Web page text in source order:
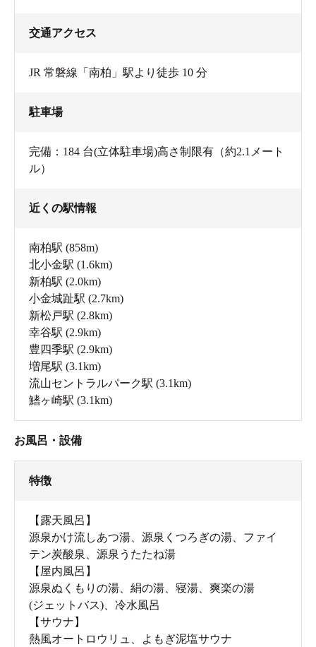
交通アクセス
JR 常磐線「南柏」駅より徒歩 10 分
駐車場
完備：184 台(立体駐車場)高さ制限有（約2.1メート
ル）
近くの駅情報
南柏駅 (858m)
北小金駅 (1.6km)
新柏駅 (2.0km)
小金城趾駅 (2.7km)
新松戸駅 (2.8km)
幸谷駅 (2.9km)
豊四季駅 (2.9km)
増尾駅 (3.1km)
流山セントラルパーク駅 (3.1km)
鰭ヶ崎駅 (3.1km)
お風呂・設備
特徴
【露天風呂】
源泉かけ流しあつ湯、源泉くつろぎの湯、ファイ
テン炭酸泉、源泉うたたね湯
【屋内風呂】
源泉ぬくもりの湯、絹の湯、寝湯、爽楽の湯
(ジェットバス)、冷水風呂
【サウナ】
熱風オートロウリュ、よもぎ泥塩サウナ